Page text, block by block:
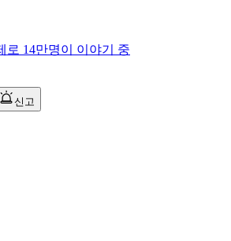
로 14만명이 이야기 중
신고